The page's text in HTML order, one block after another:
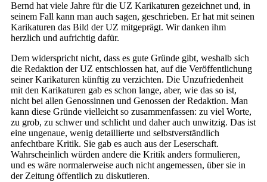
Bernd hat viele Jahre für die UZ Karikaturen gezeichnet und, in
seinem Fall kann man auch sagen, geschrieben. Er hat mit seinen
Karikaturen das Bild der UZ mitgeprägt. Wir danken ihm
herzlich und aufrichtig dafür.
Dem widerspricht nicht, dass es gute Gründe gibt, weshalb sich
die Redaktion der UZ entschlossen hat, auf die Veröffentlichung
seiner Karikaturen künftig zu verzichten. Die Unzufriedenheit
mit den Karikaturen gab es schon lange, aber, wie das so ist,
nicht bei allen Genossinnen und Genossen der Redaktion. Man
kann diese Gründe vielleicht so zusammenfassen: zu viel Worte,
zu grob, zu schwer und schlicht und daher auch unwitzig. Das ist
eine ungenaue, wenig detaillierte und selbstverständlich
anfechtbare Kritik. Sie gab es auch aus der Leserschaft.
Wahrscheinlich würden andere die Kritik anders formulieren,
und es wäre normalerweise auch nicht angemessen, über sie in
der Zeitung öffentlich zu diskutieren.